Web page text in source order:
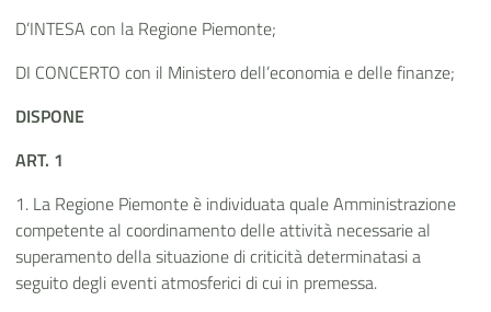
D’INTESA con la Regione Piemonte;
DI CONCERTO con il Ministero dell’economia e delle finanze;
DISPONE
ART. 1
1. La Regione Piemonte è individuata quale Amministrazione
competente al coordinamento delle attività necessarie al
superamento della situazione di criticità determinatasi a
seguito degli eventi atmosferici di cui in premessa.